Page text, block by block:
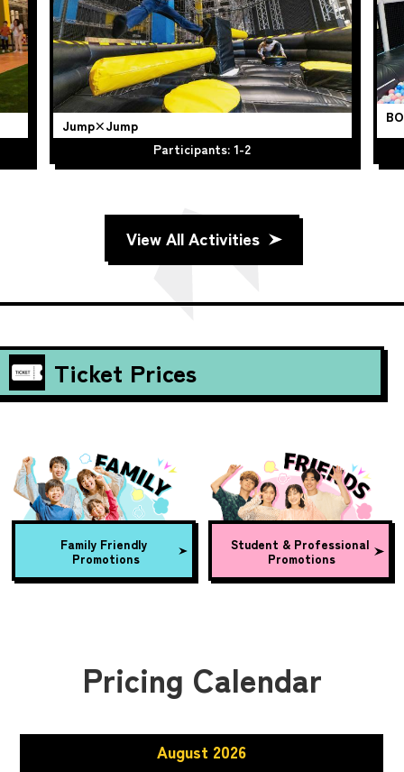
Jump×Jump
Participants: 1-2
View All Activities
Ticket Prices
Family Friendly
Promotions
Student & Professional
Promotions
Pricing Calendar
August 2026